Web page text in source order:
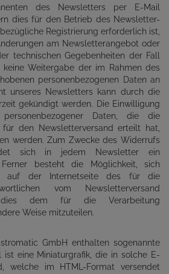
des Newsletters per E-Mail
dies für den Betrieb des Newsletter-
Registrierung erforderlich ist,
am Newsletterangebot oder
technischen Gegebenheiten der Fall
Weitergabe der im Rahmen des
personenbezogenen Daten an
unseres Newsletters kann durch die
gekündigt werden. Die Einwilligung
Daten, die die
für den Newsletterversand erteilt hat,
werden. Zum Zwecke des Widerrufs
sich in jedem Newsletter ein
besteht die Möglichkeit, sich
auf der Internetseite des für die
vom Newsletterversand
dem für die Verarbeitung
Weise mitzuteilen.
GmbH enthalten sogenannte
ist eine Miniaturgrafik, die in solche E-
welche im HTML-Format versendet